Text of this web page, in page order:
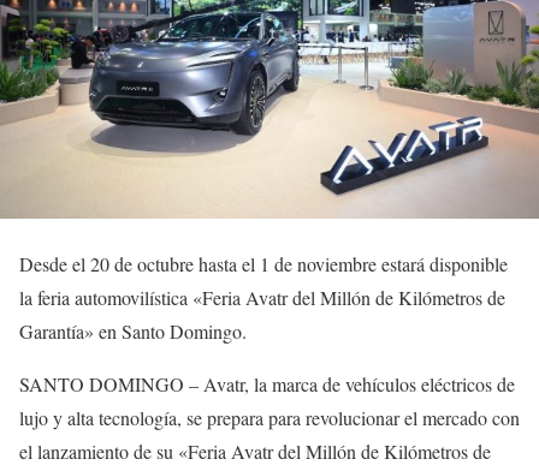
Desde el 20 de octubre hasta el 1 de noviembre estará disponible
la feria automovilística «Feria Avatr del Millón de Kilómetros de
Garantía» en Santo Domingo.
SANTO DOMINGO – Avatr, la marca de vehículos eléctricos de
lujo y alta tecnología, se prepara para revolucionar el mercado con
el lanzamiento de su «Feria Avatr del Millón de Kilómetros de